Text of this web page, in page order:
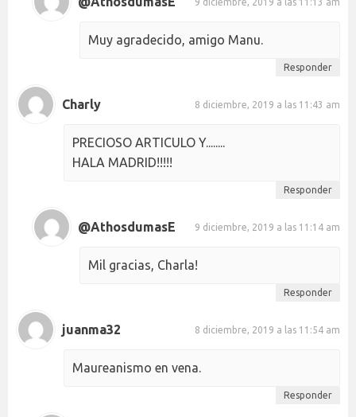
Muy agradecido, amigo Manu.
Responder
Charly 8 diciembre, 2019 a las 11:43 am
PRECIOSO ARTICULO Y........
HALA MADRID!!!!!
Responder
@AthosdumasE 9 diciembre, 2019 a las 11:14 am
Mil gracias, Charla!
Responder
juanma32 8 diciembre, 2019 a las 11:54 am
Maureanismo en vena.
Responder